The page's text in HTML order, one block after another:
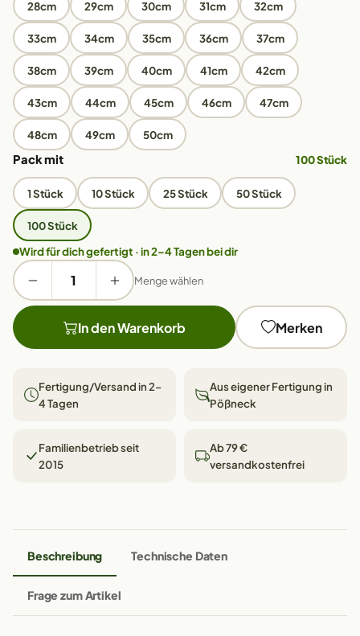
28cm 29cm 30cm 31cm 32cm
33cm 34cm 35cm 36cm 37cm
38cm 39cm 40cm 41cm 42cm
43cm 44cm 45cm 46cm 47cm
48cm 49cm 50cm
Pack mit 100 Stück
1 Stück 10 Stück 25 Stück 50 Stück
100 Stück
Wird für dich gefertigt · in 2–4 Tagen bei dir
Menge wählen
In den Warenkorb Merken
Fertigung/Versand in 2–
4 Tagen
Aus eigener Fertigung in
Pößneck
Familienbetrieb seit
2015
Ab 79 €
versandkostenfrei
Beschreibung Technische Daten
Frage zum Artikel